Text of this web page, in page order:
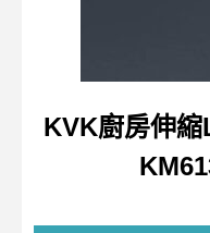
KVK廚房伸